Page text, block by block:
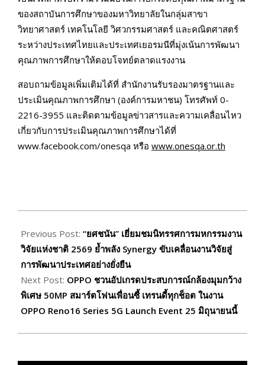
ของสถาบันการศึกษาของมหาวิทยาลัยในกลุ่มสาขา
วิทยาศาสตร์ เทคโนโลยี วิศวกรรมศาสตร์ และคณิตศาสตร์
ระหว่างประเทศไทยและประเทศเยอรมนีที่มุ่งเน้นการพัฒนา
คุณภาพการศึกษาให้ตอบโจทย์ตลาดแรงงาน
สอบถามข้อมูลเพิ่มเติมได้ที่ สำนักงานรับรองมาตรฐานและ
ประเมินคุณภาพการศึกษา (องค์การมหาชน) โทรศัพท์ 0-
2216-3955 และติดตามข้อมูลข่าวสารและความเคลื่อนไหว
เกี่ยวกับการประเมินคุณภาพการศึกษาได้ที่
www.facebook.com/onesqa หรือ www.onesqa.or.th
06-
24
Previous Post: “ยศชนัน” เยี่ยมชมนิทรรศการมหกรรมงาน
วิจัยแห่งชาติ 2569 ย้ำพลัง Synergy ขับเคลื่อนงานวิจัยสู่
การพัฒนาประเทศอย่างยั่งยืน
Next Post: OPPO ชวนอัปเกรดประสบการณ์กล้องมุมกว้าง
พิเศษ 50MP สมาร์ตโฟนเพื่อนซี้ เทรนดี้ทุกช็อต ในงาน
OPPO Reno16 Series 5G Launch Event 25 มิถุนายนนี้